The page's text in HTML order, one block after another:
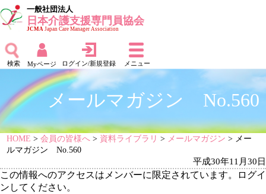
一般社団法人
日本介護支援専門員協会
JCMAJapan Care Manager Association
検索 Myページ ログイン/新規登録 メニュー
メールマガジン No.560
HOME >会員の皆様へ > 資料ライブラリ > メールマガジン > メー
ルマガジン No.560
平成30年11月30日
この情報へのアクセスはメンバーに限定されています。ログイ
ンしてください。